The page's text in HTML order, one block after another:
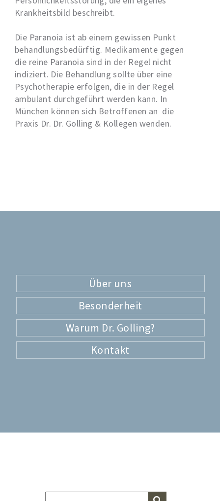
Krankheitsbild beschreibt.
Die Paranoia ist ab einem gewissen Punkt
behandlungsbedürftig. Medikamente gegen
die reine Paranoia sind in der Regel nicht
indiziert. Die Behandlung sollte über eine
Psychotherapie erfolgen, die in der Regel
ambulant durchgeführt werden kann. In
München können sich Betroffenen an die
Praxis Dr. Dr. Golling & Kollegen wenden.
Über uns
Besonderheit
Warum Dr. Golling?
Kontakt